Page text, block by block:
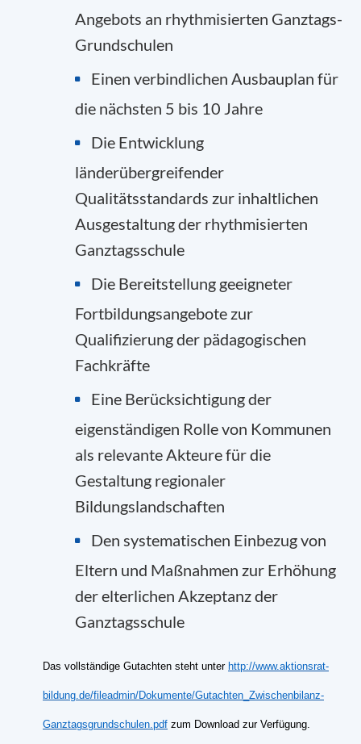
Angebots an rhythmisierten Ganztags-
Grundschulen
Einen verbindlichen Ausbauplan für
die nächsten 5 bis 10 Jahre
Die Entwicklung
länderübergreifender
Qualitätsstandards zur inhaltlichen
Ausgestaltung der rhythmisierten
Ganztagsschule
Die Bereitstellung geeigneter
Fortbildungsangebote zur
Qualifizierung der pädagogischen
Fachkräfte
Eine Berücksichtigung der
eigenständigen Rolle von Kommunen
als relevante Akteure für die
Gestaltung regionaler
Bildungslandschaften
Den systematischen Einbezug von
Eltern und Maßnahmen zur Erhöhung
der elterlichen Akzeptanz der
Ganztagsschule
Das vollständige Gutachten steht unter http://www.aktionsrat-
bildung.de/fileadmin/Dokumente/Gutachten_Zwischenbilanz-
Ganztagsgrundschulen.pdf zum Download zur Verfügung.